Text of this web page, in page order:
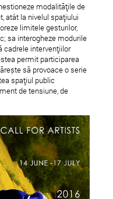
Alternative - Câți eu?
modalitățile de
atât la nivelul spațiului
limitele gesturilor,
sa interogheze modurile
cadrele intervențiilor
permit participarea
să provoace o serie
spațiul public
de tensiune, de